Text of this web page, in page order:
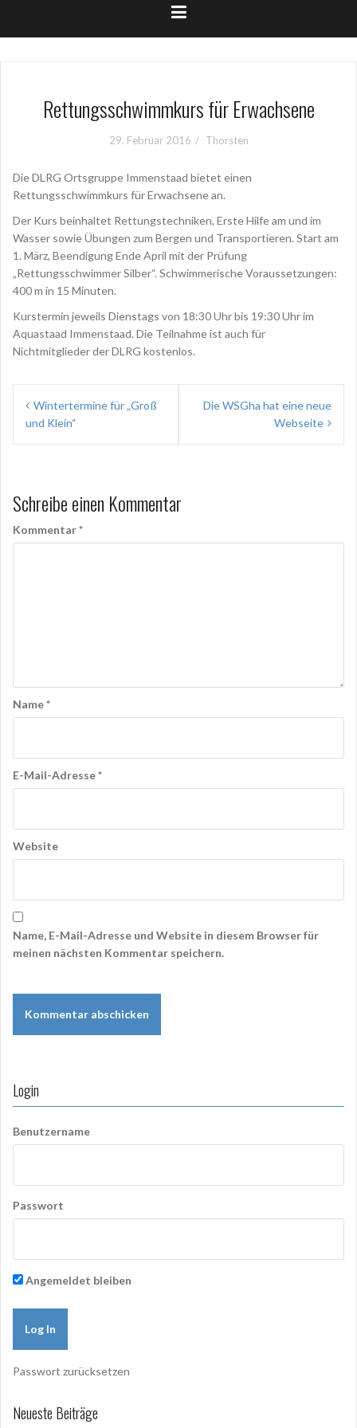
Rettungsschwimmkurs für Erwachsene
29. Februar 2016 Thorsten
Die DLRG Ortsgruppe Immenstaad bietet einen
Rettungsschwimmkurs für Erwachsene an.
Der Kurs beinhaltet Rettungstechniken, Erste Hilfe am und im
Wasser sowie Übungen zum Bergen und Transportieren. Start am
1. März, Beendigung Ende April mit der Prüfung
„Rettungsschwimmer Silber“. Schwimmerische Voraussetzungen:
400 m in 15 Minuten.
Kurstermin jeweils Dienstags von 18:30 Uhr bis 19:30 Uhr im
Aquastaad Immenstaad. Die Teilnahme ist auch für
Nichtmitglieder der DLRG kostenlos.
Beitragsnavigation
Wintertermine für „Groß
und Klein“
Die WSGha hat eine neue
Webseite
Schreibe einen Kommentar
Kommentar*
Name*
E-Mail-Adresse*
Website
Name, E-Mail-Adresse und Website in diesem Browser für
meinen nächsten Kommentar speichern.
Login
Benutzername
Passwort
Angemeldet bleiben
Passwort zurücksetzen
Neueste Beiträge